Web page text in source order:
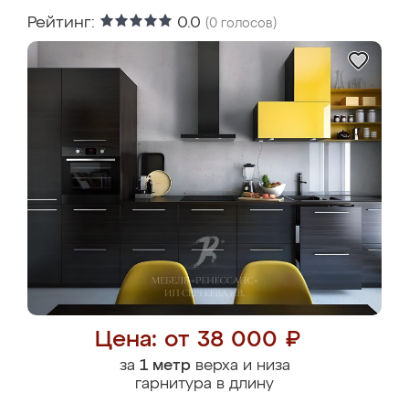
Рейтинг: 0.0 (0 голосов)
Цена: от 38 000 ₽
за 1 метрверха и низа
гарнитура в длину